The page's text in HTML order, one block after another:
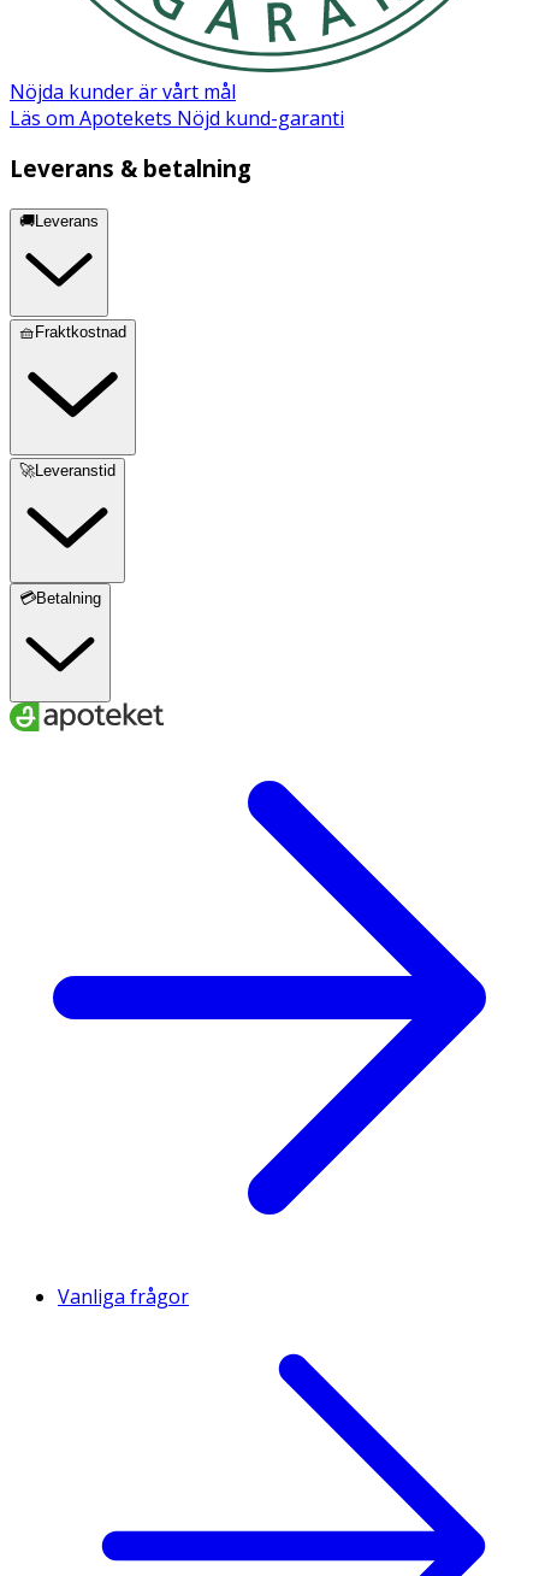
Nöjda kunder är vårt mål
Läs om Apotekets Nöjd kund-garanti
Leverans & betalning
🚚Leverans
🧺Fraktkostnad
🚀Leveranstid
💳Betalning
Vanliga frågor